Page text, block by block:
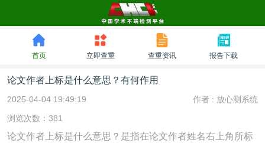
首页 立即查重 查重资讯 报告下载
论文作者上标是什么意思？有何作用
2025-04-04 19:49:19 作者 : 放心测系统
浏览次数：381
论文作者上标是什么意思？是指在论文作者姓名右上角所标